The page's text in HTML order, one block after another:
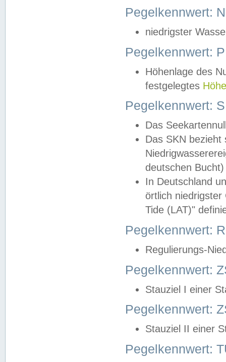
Pegelkennwert:
niedrigster
Pegelkennwert:
Höhenlage des
festgelegtes
Pegelkennwert:
Das
Das SKN
deutschen
In Deutschland
örtlich
Tide (LAT)"
Pegelkennwert:
Regulierungs-
Pegelkennwert:
Stauziel I einer
Pegelkennwert:
Stauziel II einer
Pegelkennwert: